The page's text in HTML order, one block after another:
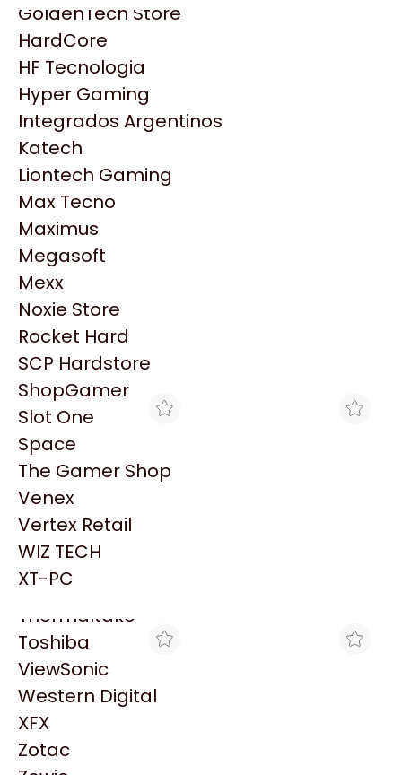
HP
HyperX
INNO3D
Intel
Kingston
Lenovo
Logitech
MSI
NVIDIA GeForce
NZXT
PNY
Palit
Philips
PowerColor
Razer
Redragon
Samsung
Sandisk
Sapphire
Seagate
Sentey
Solarmax
Thermaltake
Toshiba
ViewSonic
Western Digital
XFX
Zotac
GoldenTech Store
HardCore
HF Tecnologia
Hyper Gaming
Integrados Argentinos
Katech
Liontech Gaming
Max Tecno
Maximus
Megasoft
Mexx
Noxie Store
Rocket Hard
SCP Hardstore
ShopGamer
Slot One
Space
The Gamer Shop
Venex
Vertex Retail
WIZ TECH
XT-PC
Productos
Similares
Explorá más productos similares
MAX TECNO
LICENCIA DE MULTILINK
$26.683